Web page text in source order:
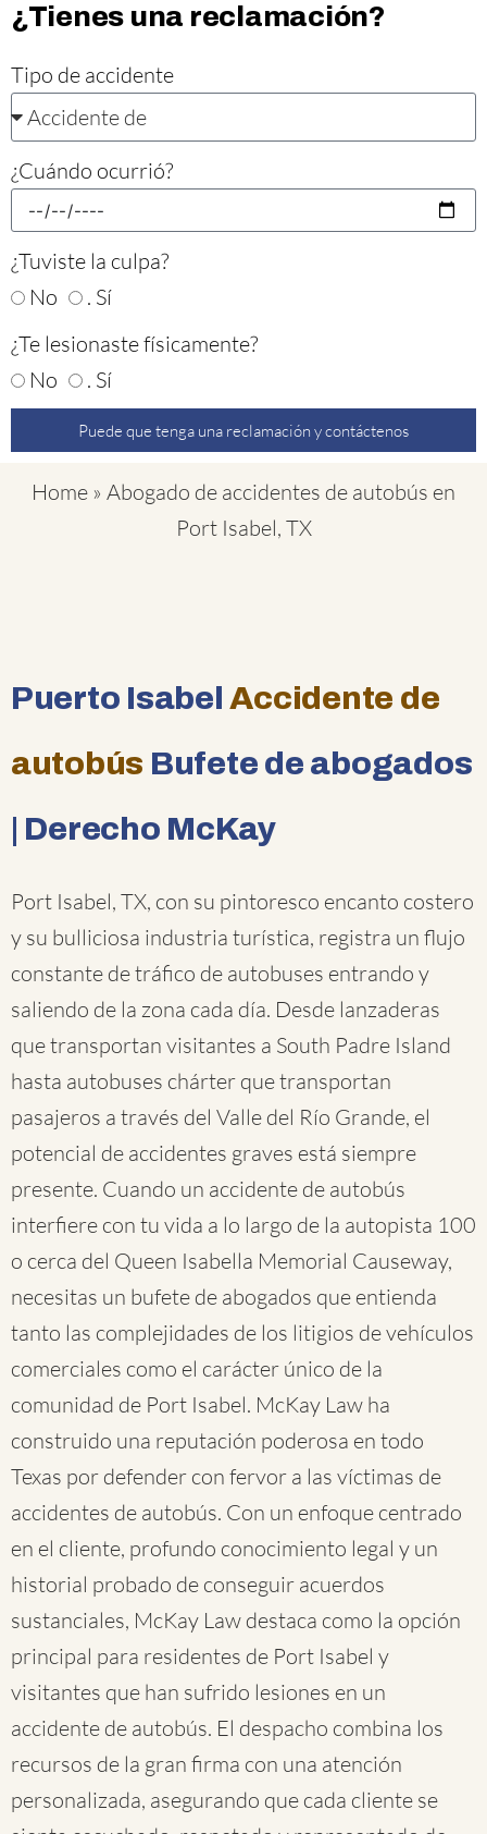
¿Tienes una reclamación?
Tipo de accidente
¿Cuándo ocurrió?
¿Tuviste la culpa?
No
. Sí
¿Te lesionaste físicamente?
No
. Sí
Puede que tenga una reclamación y contáctenos
Home » Abogado de accidentes de autobús en
Port Isabel, TX
Puerto IsabelAccidente de
autobús Bufete de abogados
| Derecho McKay
Port Isabel, TX, con su pintoresco encanto costero
y su bulliciosa industria turística, registra un flujo
constante de tráfico de autobuses entrando y
saliendo de la zona cada día. Desde lanzaderas
que transportan visitantes a South Padre Island
hasta autobuses chárter que transportan
pasajeros a través del Valle del Río Grande, el
potencial de accidentes graves está siempre
presente. Cuando un accidente de autobús
interfiere con tu vida a lo largo de la autopista 100
o cerca del Queen Isabella Memorial Causeway,
necesitas un bufete de abogados que entienda
tanto las complejidades de los litigios de vehículos
comerciales como el carácter único de la
comunidad de Port Isabel. McKay Law ha
construido una reputación poderosa en todo
Texas por defender con fervor a las víctimas de
accidentes de autobús. Con un enfoque centrado
en el cliente, profundo conocimiento legal y un
historial probado de conseguir acuerdos
sustanciales, McKay Law destaca como la opción
principal para residentes de Port Isabel y
visitantes que han sufrido lesiones en un
accidente de autobús. El despacho combina los
recursos de la gran firma con una atención
personalizada, asegurando que cada cliente se